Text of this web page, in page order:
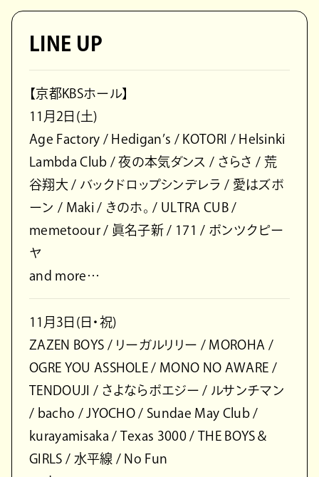
LINE UP
【京都KBSホール】
11月2日(土)
Age Factory / Hedigan’s / KOTORI / Helsinki
Lambda Club / 夜の本気ダンス / さらさ / 荒
谷翔大 / バックドロップシンデレラ / 愛はズボ
ーン / Maki / きのホ。 / ULTRA CUB /
memetoour / 眞名子新 / 171 / ポンツクピー
ヤ
and more…
11月3日(日・祝)
ZAZEN BOYS / リーガルリリー / MOROHA /
OGRE YOU ASSHOLE / MONO NO AWARE /
TENDOUJI / さよならポエジー / ルサンチマン
/ bacho / JYOCHO / Sundae May Club /
kurayamisaka / Texas 3000 / THE BOYS＆
GIRLS / 水平線 / No Fun